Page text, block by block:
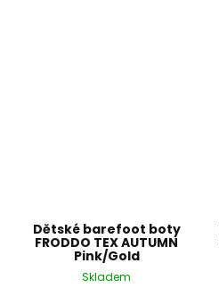
Dětské barefoot boty
FRODDO TEX AUTUMN
Pink/Gold
Skladem